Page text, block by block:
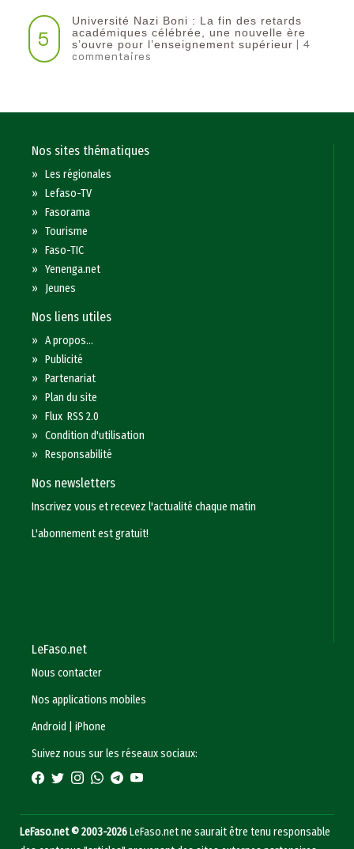
5
Université Nazi Boni : La fin des retards
académiques célébrée, une nouvelle ère
s’ouvre pour l’enseignement supérieur | 4
commentaires
Nos sites thématiques
»Les régionales
»Lefaso-TV
»Fasorama
»Tourisme
»Faso-TIC
»Yenenga.net
» Jeunes
Nos liens utiles
»A propos...
»Publicité
»Partenariat
»Plan du site
»Flux RSS 2.0
»Condition d'utilisation
»Responsabilité
Nos newsletters
Inscrivez vous et recevez l'actualité chaque matin
L'abonnement est gratuit!
LeFaso.net
Nous contacter
Nos applications mobiles
Android
|iPhone
Suivez nous sur les réseaux sociaux:
LeFaso.net © 2003-2026LeFaso.net ne saurait être tenu responsable